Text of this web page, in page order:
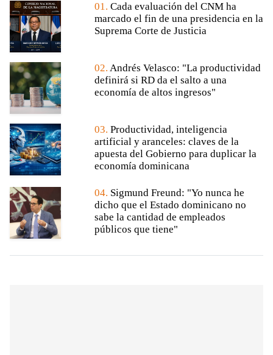
01. Cada evaluación del CNM ha
marcado el fin de una presidencia en la
Suprema Corte de Justicia
02. Andrés Velasco: "La productividad
definirá si RD da el salto a una
economía de altos ingresos"
03. Productividad, inteligencia
artificial y aranceles: claves de la
apuesta del Gobierno para duplicar la
economía dominicana
04. Sigmund Freund: "Yo nunca he
dicho que el Estado dominicano no
sabe la cantidad de empleados
públicos que tiene"